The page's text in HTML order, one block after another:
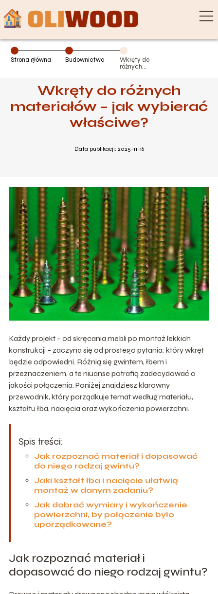
Strona główna Budownictwo
Wkręty do
różnych
właściwe?
Wkręty do różnych
materiałów – jak wybierać
właściwe?
Data publikacji: 2025-11-16
Każdy projekt – od skręcania mebli po montaż lekkich
konstrukcji – zaczyna się od prostego pytania: który wkręt
będzie odpowiedni. Różnią się gwintem, łbem i
przeznaczeniem, a te niuanse potrafią zadecydować o
jakości połączenia. Poniżej znajdziesz klarowny
przewodnik, który porządkuje temat według materiału,
kształtu łba, nacięcia oraz wykończenia powierzchni.
Spis treści:
Jak rozpoznać materiał i dopasować
do niego rodzaj gwintu?
Jaki kształt łba i nacięcie ułatwią
montaż w danym zadaniu?
Jak dobrać wymiary i wykończenie
powierzchni, by połączenie było
uporządkowane?
Jak rozpoznać materiał i
dopasować do niego rodzaj gwintu?